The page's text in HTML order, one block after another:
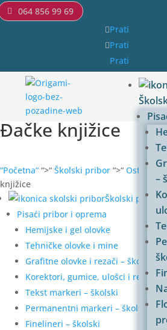
064 856 99 69
Prati
Prati
Prati
–
Đačke knjižice
“Početna“ “>“ Školski pribor “>“ Ostalo -
knjižice
Školski pribor
Pisaći pribor i oprema
Hemijske i gel olovke
Tehničke olovke i mine
Grafitne olovke i rezači – škola
Korektori, gumice, ulošci i refili
Tekst markeri – školski
Permanentni markeri – školski
Finelineri – školski